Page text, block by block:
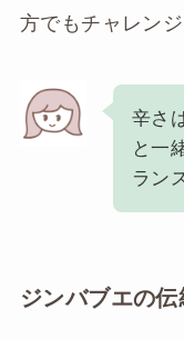
方でもチャレン
辛さ
と一
ラン
ジンバブエの